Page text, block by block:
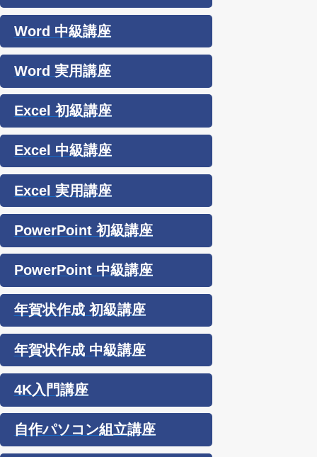
Word 中級講座
Word 実用講座
Excel 初級講座
Excel 中級講座
Excel 実用講座
PowerPoint 初級講座
PowerPoint 中級講座
年賀状作成 初級講座
年賀状作成 中級講座
4K入門講座
自作パソコン組立講座